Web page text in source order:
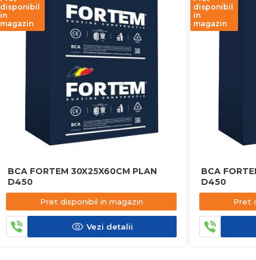
disponibil
in
magazin
BCA FORTEM 30X25X60CM PLAN
D450
Pret disponibil in magazin
Vezi detalii
disponibil
in
magazin
BCA
D450
Pret